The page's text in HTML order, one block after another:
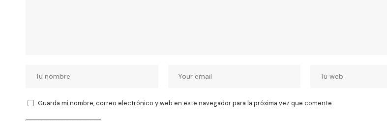
Guarda mi nombre, correo electrónico y web en este navegador para la próxima vez que comente.